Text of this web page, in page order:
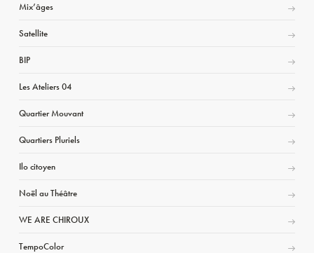
Mix’âges
Satellite
BIP
Les Ateliers 04
Quartier Mouvant
Quartiers Pluriels
Ilo citoyen
Noël au Théâtre
WE ARE CHIROUX
TempoColor